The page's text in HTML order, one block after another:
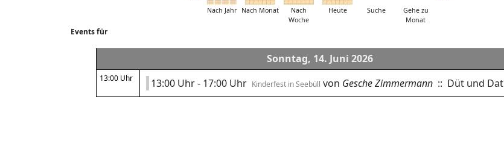
Nach Jahr Nach Monat
Nach
Woche
Heute Suche
Gehe zu
Monat
Events für
Sonntag, 14. Juni 2026
13:00 Uhr 13:00 Uhr - 17:00 Uhr Kinderfest in Seebüll von Gesche Zimmermann:: Düt und Dat